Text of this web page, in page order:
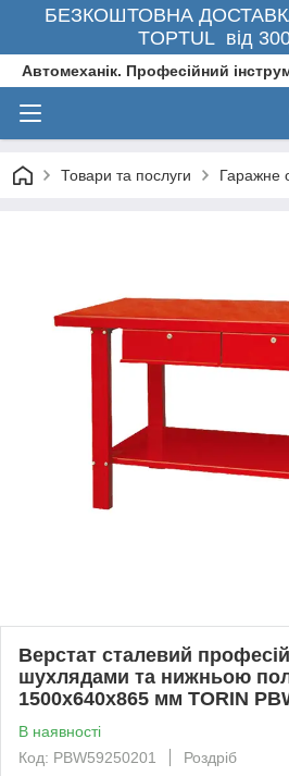
БЕЗКОШТОВНА
TOPTUL від
Автомеханік. Професійний
Товари та послуги Гаражне
Верстат сталевий
шухлядами та нижньою
1500x640x865 мм TORIN
В наявності
Код: PBW59250201
Роздріб